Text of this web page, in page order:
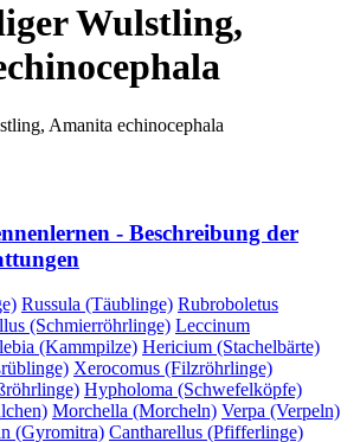
Wulstling,
- Beschreibung der
Russula (Täublinge) Rubroboletus
(Schmierröhrlinge) Leccinum
(Kammpilze) Hericium (Stachelbärte)
Xerocomus (Filzröhrlinge)
Hypholoma (Schwefelköpfe)
Morchella (Morcheln) Verpa (Verpeln)
(Gyromitra) Cantharellus (Pfifferlinge)